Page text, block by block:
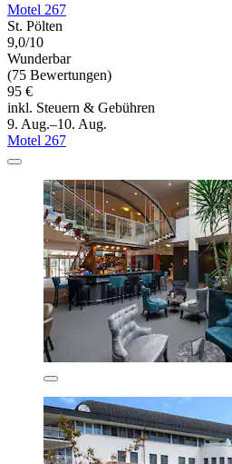
Motel 267
St. Pölten
9,0/10
Wunderbar
(75 Bewertungen)
95 €
inkl. Steuern & Gebühren
9. Aug.–10. Aug.
Motel 267